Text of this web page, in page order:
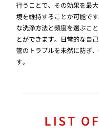
行うことで、その効果を最
境を維持することが可能で
な洗浄方法と頻度を選ぶこ
とができます。日常的な自
管のトラブルを未然に防ぎ
す。
LIST